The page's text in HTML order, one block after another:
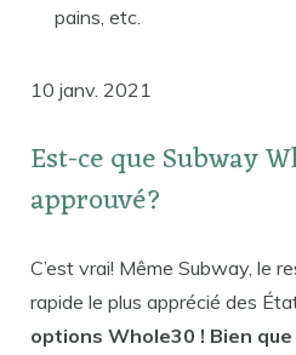
pains, etc.
10 janv. 2021
Est-ce que Subway
approuvé?
C’est vrai! Même Subway, le
rapide le plus apprécié des
options Whole30 ! Bien